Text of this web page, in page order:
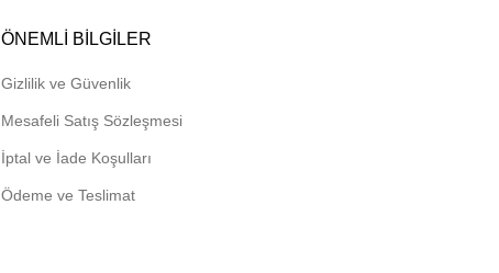
ÖNEMLI BILGILER
Gizlilik ve Güvenlik
Mesafeli Satış Sözleşmesi
İptal ve İade Koşulları
Ödeme ve Teslimat